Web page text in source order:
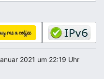
2021 um 22:19 Uhr